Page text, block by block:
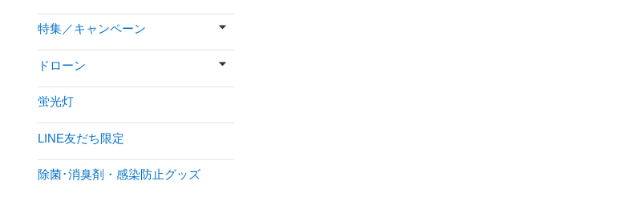
特集／キャンペーン
ドローン
蛍光灯
LINE友だち限定
除菌･消臭剤・感染防止グッズ